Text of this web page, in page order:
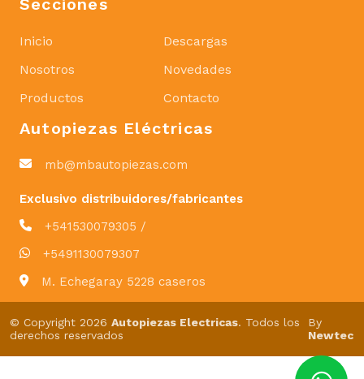
Secciones
Inicio
Nosotros
Productos
Descargas
Novedades
Contacto
Autopiezas Eléctricas
mb@mbautopiezas.com
Exclusivo distribuidores/fabricantes
+541530079305 /
+5491130079307
M. Echegaray 5228 caseros
© Copyright 2026 Autopiezas Electricas. Todos los
derechos reservados
By
Newtec